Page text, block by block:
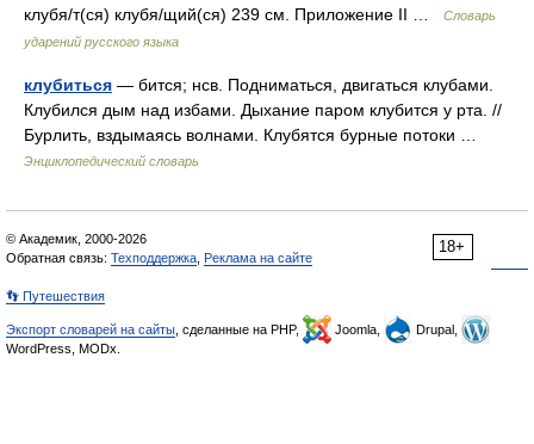
клубя/т(ся) клубя/щий(ся) 239 см. Приложение II …
Словарь
ударений русского языка
клубиться — бится; нсв. Подниматься, двигаться клубами.
Клубился дым над избами. Дыхание паром клубится у рта. //
Бурлить, вздымаясь волнами. Клубятся бурные потоки …
Энциклопедический словарь
18+
© Академик, 2000-2026
Обратная связь: Техподдержка Реклама на сайте
👣 Путешествия
Экспорт словарей на сайты , сделанные на PHP, Joomla,
Drupal,
WordPress, MODx.